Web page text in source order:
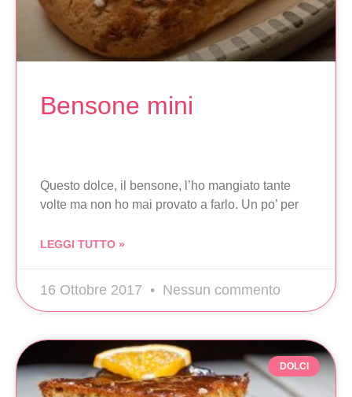
Bensone mini
Questo dolce, il bensone, l’ho mangiato tante
volte ma non ho mai provato a farlo. Un po’ per
LEGGI TUTTO »
16 Ottobre 2017 Nessun commento
DOLCI